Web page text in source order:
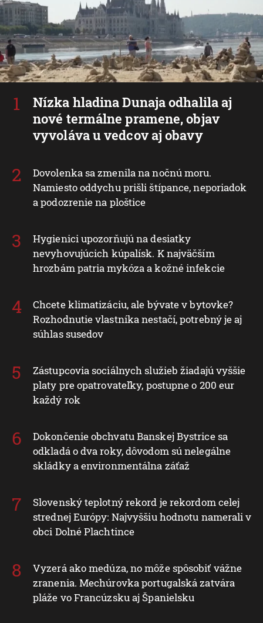
Nízka hladina Dunaja odhalila aj
nové termálne pramene, objav
vyvoláva u vedcov aj obavy
Dovolenka sa zmenila na nočnú moru.
Namiesto oddychu prišli štípance, neporiadok
a podozrenie na ploštice
Hygienici upozorňujú na desiatky
nevyhovujúcich kúpalísk. K najväčším
hrozbám patria mykóza a kožné infekcie
Chcete klimatizáciu, ale bývate v bytovke?
Rozhodnutie vlastníka nestačí, potrebný je aj
súhlas susedov
Zástupcovia sociálnych služieb žiadajú vyššie
platy pre opatrovateľky, postupne o 200 eur
každý rok
Dokončenie obchvatu Banskej Bystrice sa
odkladá o dva roky, dôvodom sú nelegálne
skládky a environmentálna záťaž
Slovenský teplotný rekord je rekordom celej
strednej Európy: Najvyššiu hodnotu namerali v
obci Dolné Plachtince
Vyzerá ako medúza, no môže spôsobiť vážne
zranenia. Mechúrovka portugalská zatvára
pláže vo Francúzsku aj Španielsku